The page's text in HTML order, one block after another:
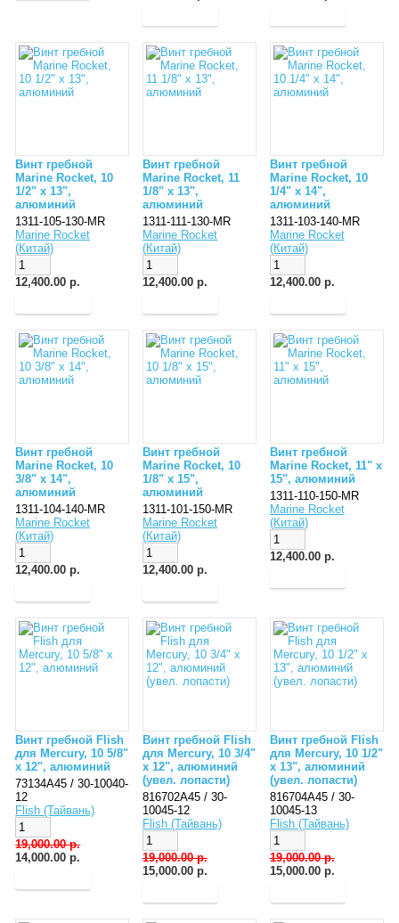
Винт гребной
Marine Rocket, 10
1/2" x 13",
алюминий
1311-105-130-MR
Marine Rocket
(Китай)
12,400.00 р.
Винт гребной
Marine Rocket, 11
1/8" x 13",
алюминий
1311-111-130-MR
Marine Rocket
(Китай)
12,400.00 р.
Винт гребной
Marine Rocket, 10
1/4" x 14",
алюминий
1311-103-140-MR
Marine Rocket
(Китай)
12,400.00 р.
Винт гребной
Marine Rocket, 10
3/8" x 14",
алюминий
1311-104-140-MR
Marine Rocket
(Китай)
12,400.00 р.
Винт гребной
Marine Rocket, 10
1/8" x 15",
алюминий
1311-101-150-MR
Marine Rocket
(Китай)
12,400.00 р.
Винт гребной
Marine Rocket, 11" x
15", алюминий
1311-110-150-MR
Marine Rocket
(Китай)
12,400.00 р.
Винт гребной Flish
для Mercury, 10 5/8"
x 12", алюминий
73134A45 / 30-10040-
12
Flish (Тайвань)
19,000.00 р.
14,000.00 р.
Винт гребной Flish
для Mercury, 10 3/4"
x 12", алюминий
(увел. лопасти)
816702A45 / 30-
10045-12
Flish (Тайвань)
19,000.00 р.
15,000.00 р.
Винт гребной Flish
для Mercury, 10 1/2"
x 13", алюминий
(увел. лопасти)
816704A45 / 30-
10045-13
Flish (Тайвань)
19,000.00 р.
15,000.00 р.